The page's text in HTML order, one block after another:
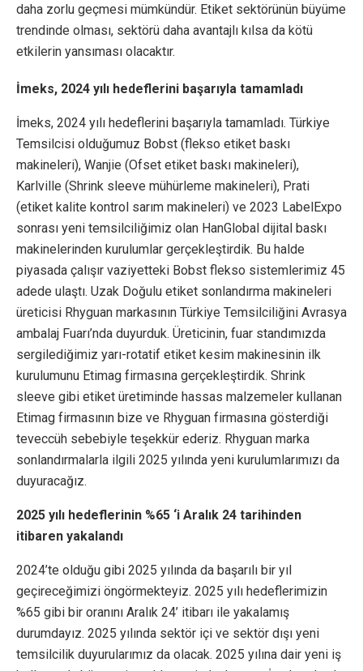
daha zorlu geçmesi mümkündür. Etiket sektörünün büyüme
trendinde olması, sektörü daha avantajlı kılsa da kötü
etkilerin yansıması olacaktır.
İmeks, 2024 yılı hedeflerini başarıyla tamamladı
İmeks, 2024 yılı hedeflerini başarıyla tamamladı. Türkiye
Temsilcisi olduğumuz Bobst (flekso etiket baskı
makineleri), Wanjie (Ofset etiket baskı makineleri),
Karlville (Shrink sleeve mühürleme makineleri), Prati
(etiket kalite kontrol sarım makineleri) ve 2023 LabelExpo
sonrası yeni temsilciliğimiz olan HanGlobal dijital baskı
makinelerinden kurulumlar gerçekleştirdik. Bu halde
piyasada çalışır vaziyetteki Bobst flekso sistemlerimiz 45
adede ulaştı. Uzak Doğulu etiket sonlandırma makineleri
üreticisi Rhyguan markasının Türkiye Temsilciliğini Avrasya
ambalaj Fuarı’nda duyurduk. Üreticinin, fuar standımızda
sergilediğimiz yarı-rotatif etiket kesim makinesinin ilk
kurulumunu Etimag firmasına gerçekleştirdik. Shrink
sleeve gibi etiket üretiminde hassas malzemeler kullanan
Etimag firmasının bize ve Rhyguan firmasına gösterdiği
teveccüh sebebiyle teşekkür ederiz. Rhyguan marka
sonlandırmalarla ilgili 2025 yılında yeni kurulumlarımızı da
duyuracağız.
2025 yılı hedeflerinin %65 ‘i Aralık 24 tarihinden
itibaren yakalandı
2024’te olduğu gibi 2025 yılında da başarılı bir yıl
geçireceğimizi öngörmekteyiz. 2025 yılı hedeflerimizin
%65 gibi bir oranını Aralık 24’ itibarı ile yakalamış
durumdayız. 2025 yılında sektör içi ve sektör dışı yeni
temsilcilik duyurularımız da olacak. 2025 yılına dair yeni iş